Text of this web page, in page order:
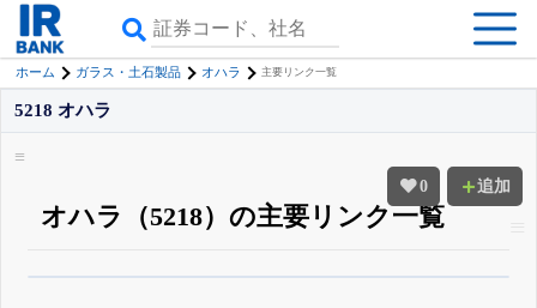
ホーム ガラス・土石製品 オハラ 主要リンク一覧
0 追加
5218 オハラ
オハラ（5218）の主要リンク一覧